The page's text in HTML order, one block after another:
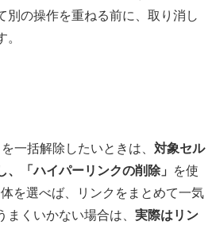
別の操作を重ねる前に、取り消し
。
一括解除したいときは、 対象セル
、「ハイパーリンクの削除」
を使
を選べば、リンクをまとめて一気
まくいかない場合は、 実際はリン